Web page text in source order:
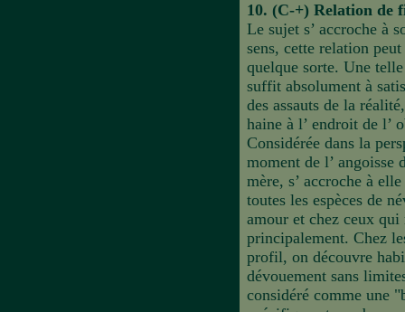
10. (C-+) Relation de
Le sujet s’ accroche à
sens, cette relation
quelque sorte. Une
suffit absolument à
des assauts de la
haine à l’ endroit de l’
Considérée dans la
moment de l’ angoisse
mère, s’ accroche à
toutes les espèces de
amour et chez ceux qui
principalement. Chez
profil, on découvre
dévouement sans
considéré comme une